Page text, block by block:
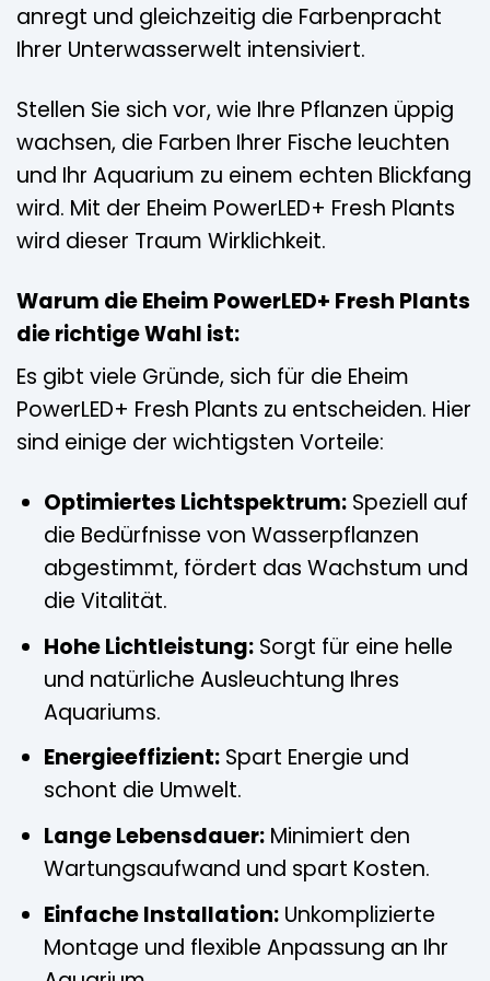
anregt und gleichzeitig die Farbenpracht
Ihrer Unterwasserwelt intensiviert.
Stellen Sie sich vor, wie Ihre Pflanzen üppig
wachsen, die Farben Ihrer Fische leuchten
und Ihr Aquarium zu einem echten Blickfang
wird. Mit der Eheim PowerLED+ Fresh Plants
wird dieser Traum Wirklichkeit.
Warum die Eheim PowerLED+ Fresh Plants
die richtige Wahl ist:
Es gibt viele Gründe, sich für die Eheim
PowerLED+ Fresh Plants zu entscheiden. Hier
sind einige der wichtigsten Vorteile:
Optimiertes Lichtspektrum:Speziell auf
die Bedürfnisse von Wasserpflanzen
abgestimmt, fördert das Wachstum und
die Vitalität.
Hohe Lichtleistung:Sorgt für eine helle
und natürliche Ausleuchtung Ihres
Aquariums.
Energieeffizient:Spart Energie und
schont die Umwelt.
Lange Lebensdauer:Minimiert den
Wartungsaufwand und spart Kosten.
Einfache Installation:Unkomplizierte
Montage und flexible Anpassung an Ihr